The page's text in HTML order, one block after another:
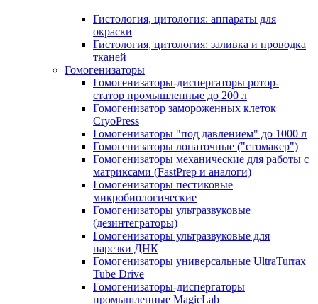
Гистология, цитология: аппараты для
окраски
Гистология, цитология: заливка и проводка
тканей
Гомогенизаторы
Гомогенизаторы-диспергаторы ротор-
статор промышленные до 200 л
Гомогенизатор замороженных клеток
CryoPress
Гомогенизаторы "под давлением" до 1000 л
Гомогенизаторы лопаточные ("стомакер")
Гомогенизаторы механические для работы с
матриксами (FastPrep и аналоги)
Гомогенизаторы пестиковые
микробиологические
Гомогенизаторы ультразвуковые
(дезинтеграторы)
Гомогенизаторы ультразвуковые для
нарезки ДНК
Гомогенизаторы универсальные UltraTurrax
Tube Drive
Гомогенизаторы-диспергаторы
промышленные MagicLab